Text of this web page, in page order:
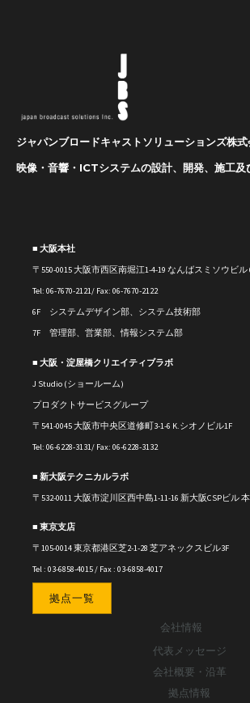
ジャパンブロードキャストソリューションズ株
映像・音響・ICTシステムの設計、開発、施工及
■ 大阪本社
〒550-0015 大阪市西区南堀江1-4-19 なんばスミソウビル
Tel: 06-7670-2121/ Fax: 06-7670-2122
6F システムデザイン部、システム技術部
7F 管理部、営業部、情報システム部
■ 大阪・淀屋橋クリエイティブラボ
J Studio (ショールーム)
プロダクトサービスグループ
〒541-0045 大阪市中央区道修町3-1-6 K.シオノビル1F
Tel: 06-6228-3131/ Fax: 06-6228-3132
■ 新大阪テクニカルラボ
〒 532-0011 大阪市淀川区西中島1-11-16 新大阪CSPビル
■ 東京支店
〒105-0014 東京都港区芝2-1-28 芝アネックスビル3F
Tel : 03-6858-4015 / Fax : 03-6858-4017
拠点一覧
会社情報
代表メッセージ
会社概要・沿革
拠点情報